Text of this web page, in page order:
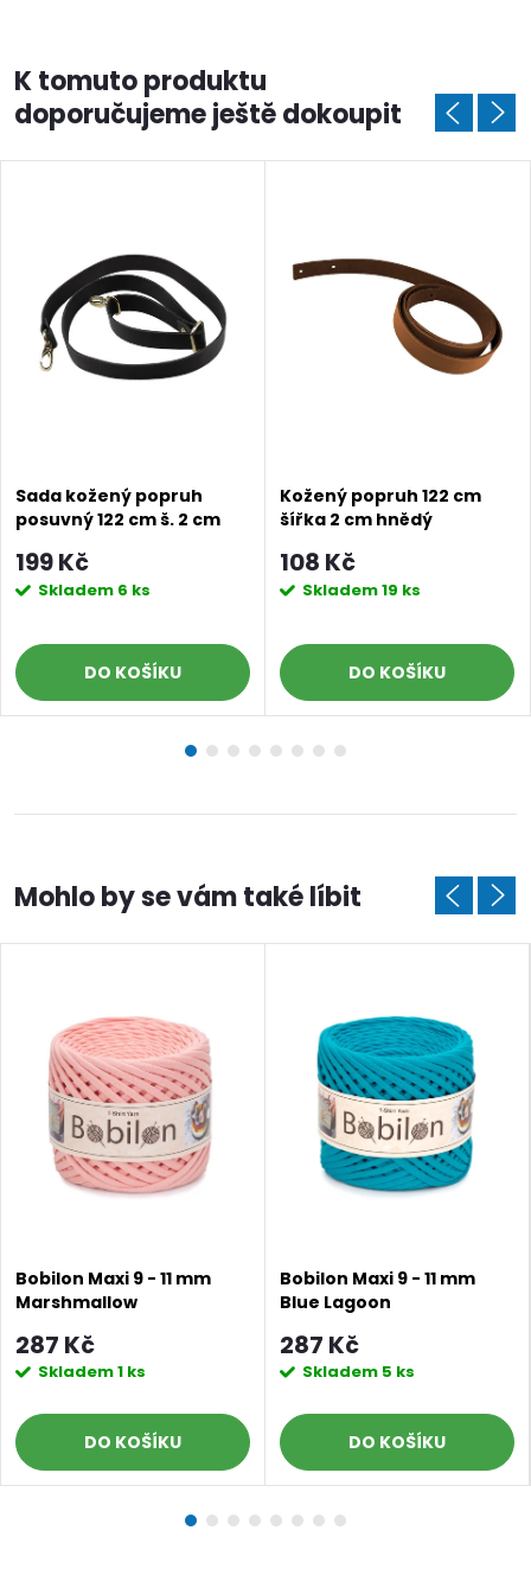
K tomuto produktu
doporučujeme ještě dokoupit
Sada kožený popruh
posuvný 122 cm š. 2 cm
199 Kč
Skladem 6 ks
DO KOŠÍKU
Kožený popruh 122 cm
šířka 2 cm hnědý
108 Kč
Skladem19 ks
DO KOŠÍKU
Bobilon Maxi 9 - 11 mm
Marshmallow
287 Kč
Skladem1 ks
DO KOŠÍKU
Bobilon Maxi 9 - 11 mm
Blue Lagoon
287 Kč
Skladem 5 ks
DO KOŠÍKU